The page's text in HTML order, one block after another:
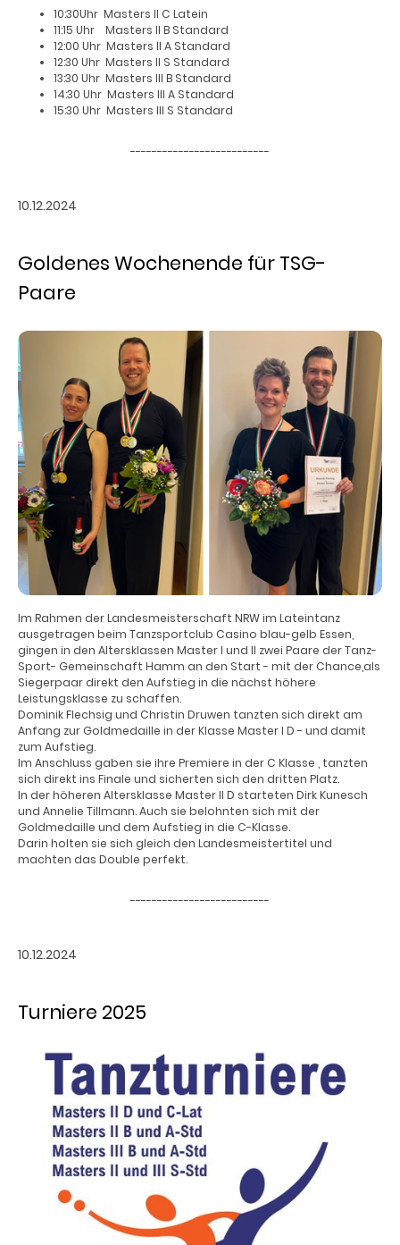
10:30Uhr Masters II C Latein
11:15 Uhr Masters II B Standard
12:00 Uhr Masters II A Standard
12:30 Uhr Masters II S Standard
13:30 Uhr Masters III B Standard
14:30 Uhr Masters III A Standard
15:30 Uhr Masters III S Standard
--------------------------
10.12.2024
Goldenes Wochenende für TSG-
Paare
Im Rahmen der Landesmeisterschaft NRW im Lateintanz
ausgetragen beim Tanzsportclub Casino blau-gelb Essen,
gingen in den Altersklassen Master I und II zwei Paare der Tanz-
Sport- Gemeinschaft Hamm an den Start - mit der Chance,als
Siegerpaar direkt den Aufstieg in die nächst höhere
Leistungsklasse zu schaffen.
Dominik Flechsig und Christin Druwen tanzten sich direkt am
Anfang zur Goldmedaille in der Klasse Master I D - und damit
zum Aufstieg.
Im Anschluss gaben sie ihre Premiere in der C Klasse , tanzten
sich direkt ins Finale und sicherten sich den dritten Platz.
In der höheren Altersklasse Master II D starteten Dirk Kunesch
und Annelie Tillmann. Auch sie belohnten sich mit der
Goldmedaille und dem Aufstieg in die C-Klasse.
Darin holten sie sich gleich den Landesmeistertitel und
machten das Double perfekt.
--------------------------
10.12.2024
Turniere 2025